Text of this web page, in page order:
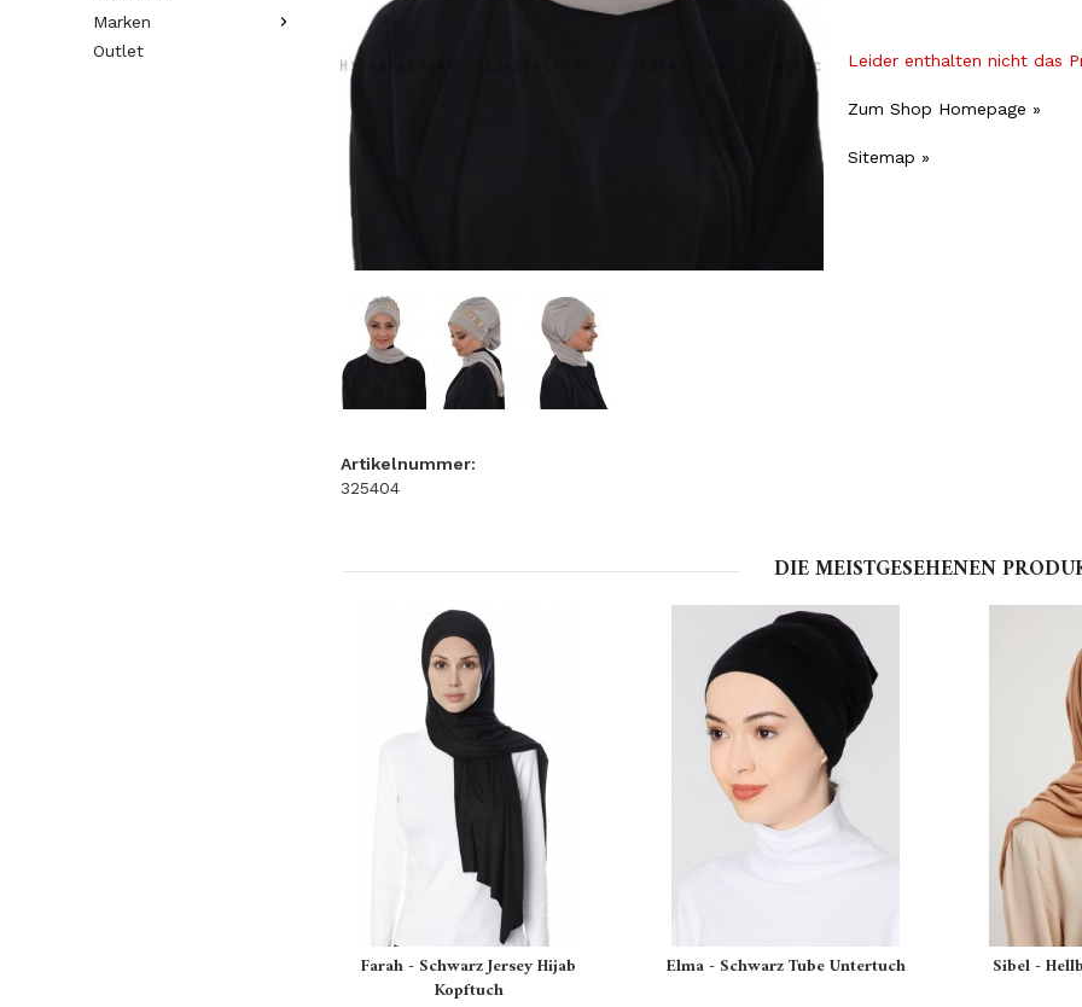
Marken
Outlet
Leider enthalten nicht das
Zum Shop Homepage »
Sitemap »
Artikelnummer:
325404
DIE MEISTGESEHENEN
Farah - Schwarz Jersey Hijab
Kopftuch
Elma - Schwarz Tube Untertuch Sibel -